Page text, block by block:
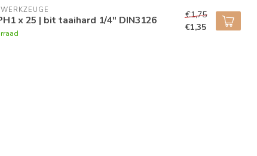
x 25 | bit taaihard 1/4" DIN3126
€1,75
€1,35